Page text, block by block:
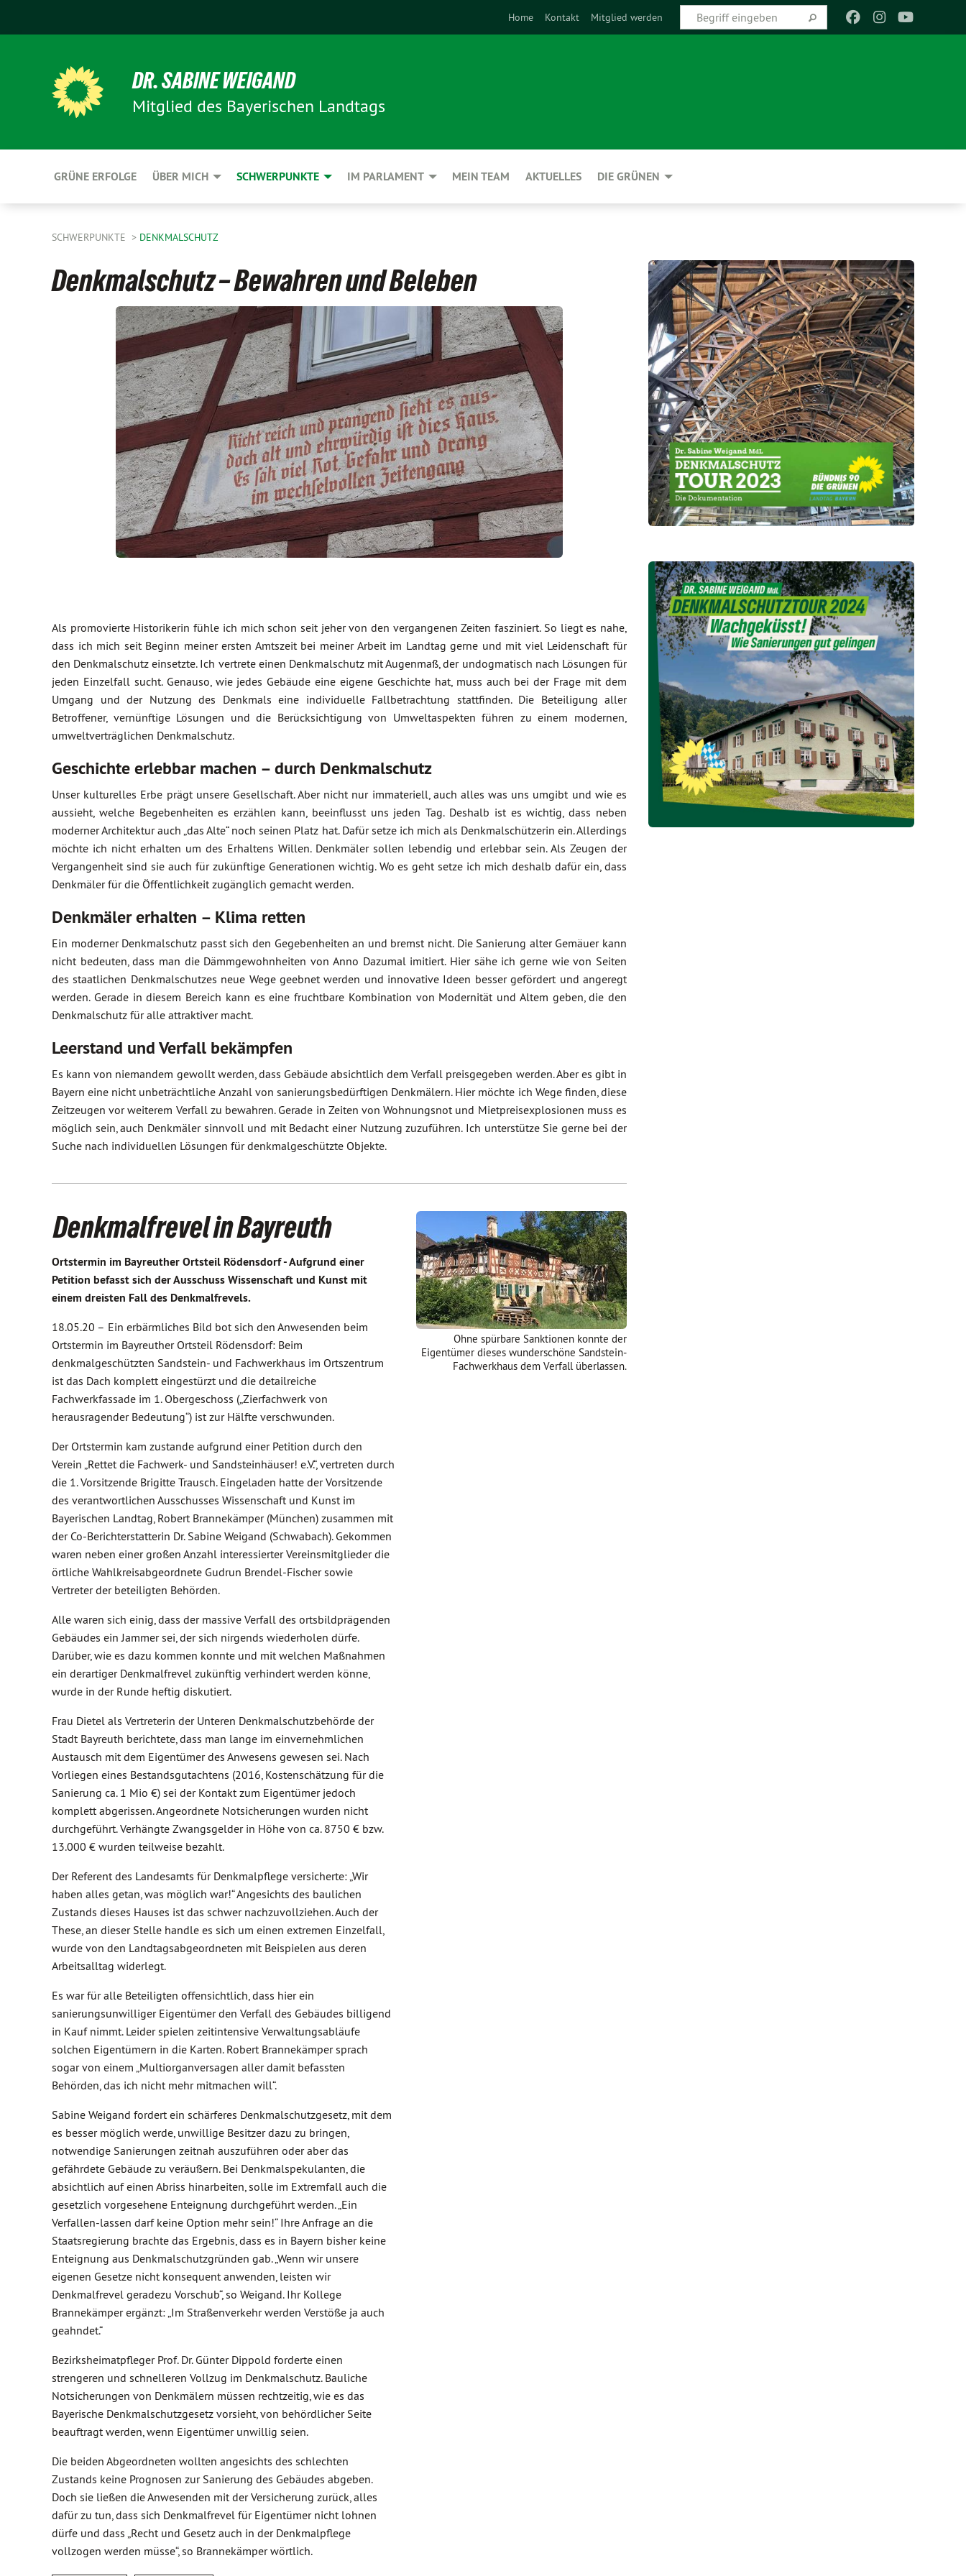
Home Kontakt Mitglied werden
DR. SABINE WEIGAND
Mitglied des Bayerischen Landtags
GRÜNE ERFOLGE ÜBER MICH SCHWERPUNKTE IM PARLAMENT MEIN TEAM AKTUELLES DIE GRÜNEN
SCHWERPUNKTE DENKMALSCHUTZ
Denkmalschutz – Bewahren und Beleben
Als promovierte Historikerin fühle ich mich schon seit jeher von den vergangenen Zeiten fasziniert. So liegt es nahe,
dass ich mich seit Beginn meiner ersten Amtszeit bei meiner Arbeit im Landtag gerne und mit viel Leidenschaft für
den Denkmalschutz einsetzte. Ich vertrete einen Denkmalschutz mit Augenmaß, der undogmatisch nach Lösungen für
jeden Einzelfall sucht. Genauso, wie jedes Gebäude eine eigene Geschichte hat, muss auch bei der Frage mit dem
Umgang und der Nutzung des Denkmals eine individuelle Fallbetrachtung stattfinden. Die Beteiligung aller
Betroffener, vernünftige Lösungen und die Berücksichtigung von Umweltaspekten führen zu einem modernen,
umweltverträglichen Denkmalschutz.
Geschichte erlebbar machen – durch Denkmalschutz
Unser kulturelles Erbe prägt unsere Gesellschaft. Aber nicht nur immateriell, auch alles was uns umgibt und wie es
aussieht, welche Begebenheiten es erzählen kann, beeinflusst uns jeden Tag. Deshalb ist es wichtig, dass neben
moderner Architektur auch „das Alte“ noch seinen Platz hat. Dafür setze ich mich als Denkmalschützerin ein. Allerdings
möchte ich nicht erhalten um des Erhaltens Willen. Denkmäler sollen lebendig und erlebbar sein. Als Zeugen der
Vergangenheit sind sie auch für zukünftige Generationen wichtig. Wo es geht setze ich mich deshalb dafür ein, dass
Denkmäler für die Öffentlichkeit zugänglich gemacht werden.
Denkmäler erhalten – Klima retten
Ein moderner Denkmalschutz passt sich den Gegebenheiten an und bremst nicht. Die Sanierung alter Gemäuer kann
nicht bedeuten, dass man die Dämmgewohnheiten von Anno Dazumal imitiert. Hier sähe ich gerne wie von Seiten
des staatlichen Denkmalschutzes neue Wege geebnet werden und innovative Ideen besser gefördert und angeregt
werden. Gerade in diesem Bereich kann es eine fruchtbare Kombination von Modernität und Altem geben, die den
Denkmalschutz für alle attraktiver macht.
Leerstand und Verfall bekämpfen
Es kann von niemandem gewollt werden, dass Gebäude absichtlich dem Verfall preisgegeben werden. Aber es gibt in
Bayern eine nicht unbeträchtliche Anzahl von sanierungsbedürftigen Denkmälern. Hier möchte ich Wege finden, diese
Zeitzeugen vor weiterem Verfall zu bewahren. Gerade in Zeiten von Wohnungsnot und Mietpreisexplosionen muss es
möglich sein, auch Denkmäler sinnvoll und mit Bedacht einer Nutzung zuzuführen. Ich unterstütze Sie gerne bei der
Suche nach individuellen Lösungen für denkmalgeschützte Objekte.
Ohne spürbare Sanktionen konnte der
Eigentümer dieses wunderschöne Sandstein-
Fachwerkhaus dem Verfall überlassen.
Denkmalfrevel in Bayreuth
Ortstermin im Bayreuther Ortsteil Rödensdorf - Aufgrund einer
Petition befasst sich der Ausschuss Wissenschaft und Kunst mit
einem dreisten Fall des Denkmalfrevels.
18.05.20 – Ein erbärmliches Bild bot sich den Anwesenden beim
Ortstermin im Bayreuther Ortsteil Rödensdorf: Beim
denkmalgeschützten Sandstein- und Fachwerkhaus im Ortszentrum
ist das Dach komplett eingestürzt und die detailreiche
Fachwerkfassade im 1. Obergeschoss („Zierfachwerk von
herausragender Bedeutung“) ist zur Hälfte verschwunden.
Der Ortstermin kam zustande aufgrund einer Petition durch den
Verein „Rettet die Fachwerk- und Sandsteinhäuser! e.V.“, vertreten durch
die 1. Vorsitzende Brigitte Trausch. Eingeladen hatte der Vorsitzende
des verantwortlichen Ausschusses Wissenschaft und Kunst im
Bayerischen Landtag, Robert Brannekämper (München) zusammen mit
der Co-Berichterstatterin Dr. Sabine Weigand (Schwabach). Gekommen
waren neben einer großen Anzahl interessierter Vereinsmitglieder die
örtliche Wahlkreisabgeordnete Gudrun Brendel-Fischer sowie
Vertreter der beteiligten Behörden.
Alle waren sich einig, dass der massive Verfall des ortsbildprägenden
Gebäudes ein Jammer sei, der sich nirgends wiederholen dürfe.
Darüber, wie es dazu kommen konnte und mit welchen Maßnahmen
ein derartiger Denkmalfrevel zukünftig verhindert werden könne,
wurde in der Runde heftig diskutiert.
Frau Dietel als Vertreterin der Unteren Denkmalschutzbehörde der
Stadt Bayreuth berichtete, dass man lange im einvernehmlichen
Austausch mit dem Eigentümer des Anwesens gewesen sei. Nach
Vorliegen eines Bestandsgutachtens (2016, Kostenschätzung für die
Sanierung ca. 1 Mio €) sei der Kontakt zum Eigentümer jedoch
komplett abgerissen. Angeordnete Notsicherungen wurden nicht
durchgeführt. Verhängte Zwangsgelder in Höhe von ca. 8750 € bzw.
13.000 € wurden teilweise bezahlt.
Der Referent des Landesamts für Denkmalpflege versicherte: „Wir
haben alles getan, was möglich war!“ Angesichts des baulichen
Zustands dieses Hauses ist das schwer nachzuvollziehen. Auch der
These, an dieser Stelle handle es sich um einen extremen Einzelfall,
wurde von den Landtagsabgeordneten mit Beispielen aus deren
Arbeitsalltag widerlegt.
Es war für alle Beteiligten offensichtlich, dass hier ein
sanierungsunwilliger Eigentümer den Verfall des Gebäudes billigend
in Kauf nimmt. Leider spielen zeitintensive Verwaltungsabläufe
solchen Eigentümern in die Karten. Robert Brannekämper sprach
sogar von einem „Multiorganversagen aller damit befassten
Behörden, das ich nicht mehr mitmachen will“.
Sabine Weigand fordert ein schärferes Denkmalschutzgesetz, mit dem
es besser möglich werde, unwillige Besitzer dazu zu bringen,
notwendige Sanierungen zeitnah auszuführen oder aber das
gefährdete Gebäude zu veräußern. Bei Denkmalspekulanten, die
absichtlich auf einen Abriss hinarbeiten, solle im Extremfall auch die
gesetzlich vorgesehene Enteignung durchgeführt werden. „Ein
Verfallen-lassen darf keine Option mehr sein!“ Ihre Anfrage an die
Staatsregierung brachte das Ergebnis, dass es in Bayern bisher keine
Enteignung aus Denkmalschutzgründen gab. „Wenn wir unsere
eigenen Gesetze nicht konsequent anwenden, leisten wir
Denkmalfrevel geradezu Vorschub“, so Weigand. Ihr Kollege
Brannekämper ergänzt: „Im Straßenverkehr werden Verstöße ja auch
geahndet.“
Bezirksheimatpfleger Prof. Dr. Günter Dippold forderte einen
strengeren und schnelleren Vollzug im Denkmalschutz. Bauliche
Notsicherungen von Denkmälern müssen rechtzeitig, wie es das
Bayerische Denkmalschutzgesetz vorsieht, von behördlicher Seite
beauftragt werden, wenn Eigentümer unwillig seien.
Die beiden Abgeordneten wollten angesichts des schlechten
Zustands keine Prognosen zur Sanierung des Gebäudes abgeben.
Doch sie ließen die Anwesenden mit der Versicherung zurück, alles
dafür zu tun, dass sich Denkmalfrevel für Eigentümer nicht lohnen
dürfe und dass „Recht und Gesetz auch in der Denkmalpflege
vollzogen werden müsse“, so Brannekämper wörtlich.